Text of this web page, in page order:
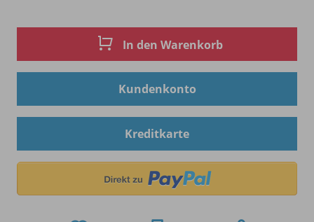
In den Warenkorb
Kundenkonto
Kreditkarte